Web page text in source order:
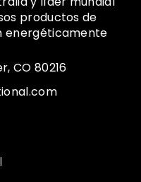
productos de
energéticamente
CO 80216